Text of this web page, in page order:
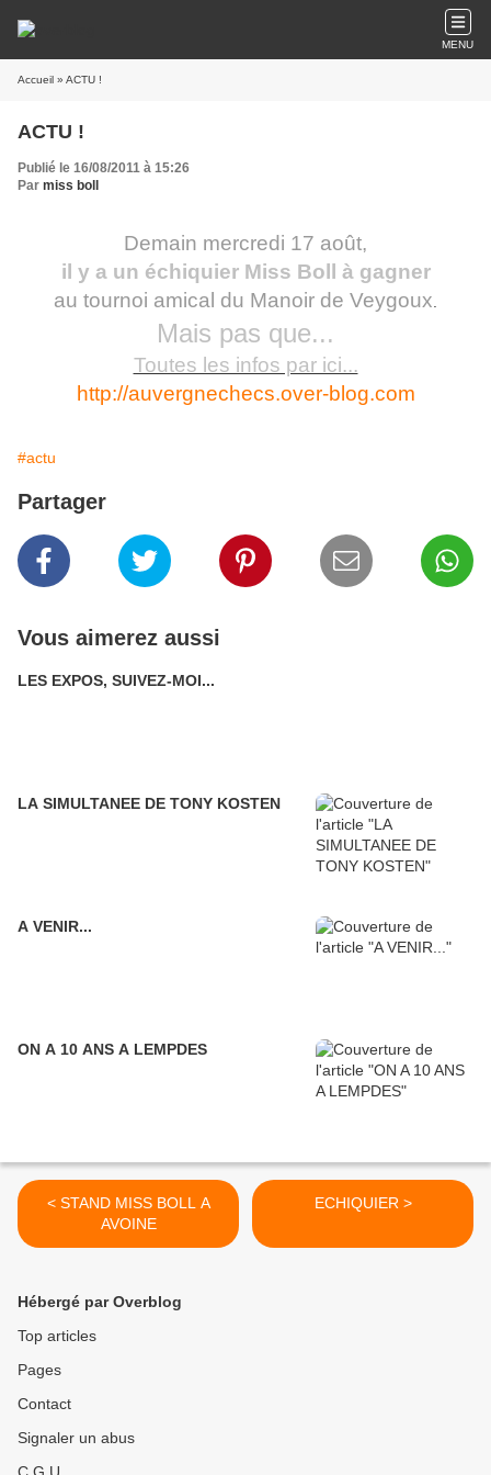
MENU
Accueil » ACTU !
ACTU !
Publié le 16/08/2011 à 15:26
Par miss boll
Demain mercredi 17 août,
il y a un échiquier Miss Boll à gagner
au tournoi amical du Manoir de Veygoux
Mais pas que...
Toutes les infos par ici...
http://auvergnechecs.over-blog.com
#actu
Partager
Vous aimerez aussi
LES EXPOS, SUIVEZ-MOI...
LA SIMULTANEE DE TONY KOSTEN
A VENIR...
ON A 10 ANS A LEMPDES
< STAND MISS BOLL A
AVOINE
ECHIQUIER >
Hébergé par Overblog
Top articles
Pages
Contact
Signaler un abus